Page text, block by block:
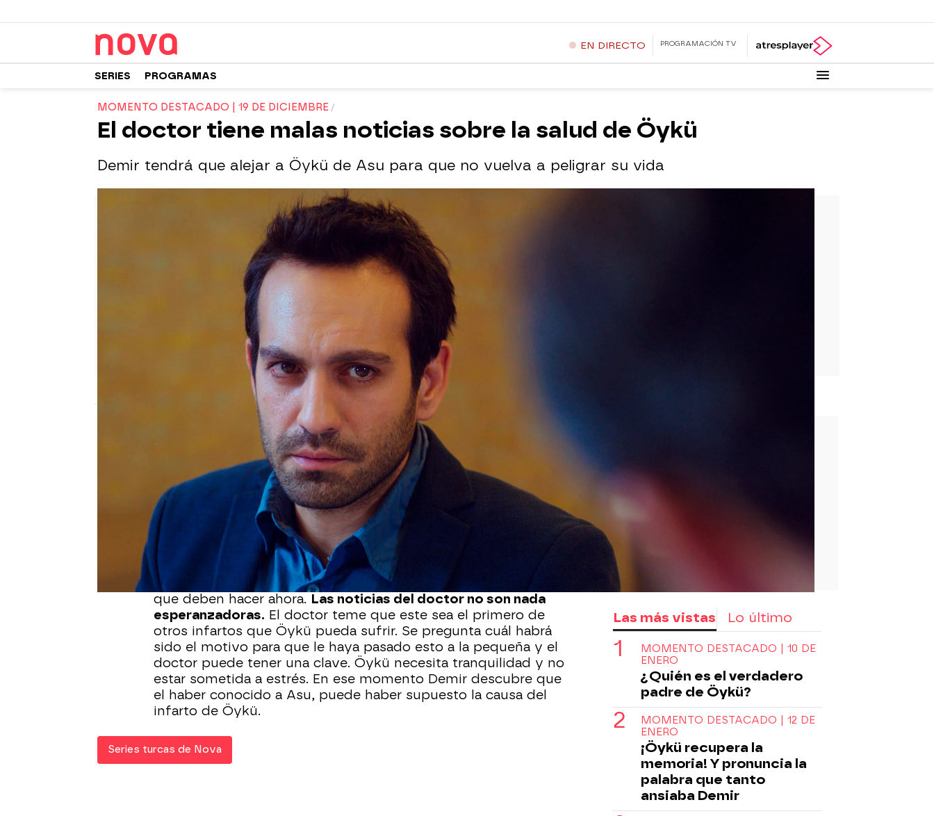
EN DIRECTO PROGRAMACIÓN TV
SERIES PROGRAMAS
MOMENTO DESTACADO | 19 DE DICIEMBRE
El doctor tiene malas noticias sobre la salud de Öykü
Demir tendrá que alejar a Öykü de Asu para que no vuelva a peligrar su vida
19 de diciembre de 2022, 16:34
Facebook Flipboard
Durante la función de teatro del colegio,
Öykü se desmaya y la
tienen que llevar corriendo al hospital
. Ha sufrido un infarto,
pero afortunadamente han logrado salvarle la vida. El susto
que se llevan Demir y Candan es tremendo.
Con la situación un poco más calmada, Demir acude al doctor
para preguntarle cómo se encuentra la pequeña y qué es lo
que deben hacer ahora. Las noticias del doctor no son nada
esperanzadoras. El doctor teme que este sea el primero de
otros infartos que Öykü pueda sufrir. Se pregunta cuál habrá
sido el motivo para que le haya pasado esto a la pequeña y el
doctor puede tener una clave. Öykü necesita tranquilidad y no
estar sometida a estrés. En ese momento Demir descubre que
el haber conocido a Asu, puede haber supuesto la causa del
infarto de Öykü.
Series turcas de Nova
Las más vistas Lo último
MOMENTO DESTACADO | 10 DE
ENERO
¿Quién es el verdadero
padre de Öykü?
MOMENTO DESTACADO | 12 DE
ENERO
¡Öykü recupera la
memoria! Y pronuncia la
palabra que tanto
ansiaba Demir